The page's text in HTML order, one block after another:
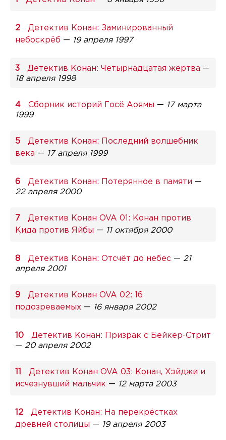
Детектив Конан: Заминированный
небоскрёб — 19 апреля 1997
Детектив Конан: Четырнадцатая жертва —
18 апреля 1998
Сборник историй Госё Аоямы — 17 марта
1999
Детектив Конан: Последний волшебник
века — 17 апреля 1999
Детектив Конан: Потерянное в памяти —
22 апреля 2000
Детектив Конан OVA 01: Конан против
Кида против Яйбы — 11 октября 2000
Детектив Конан: Отсчёт до небес — 21
апреля 2001
Детектив Конан OVA 02: 16
подозреваемых — 16 января 2002
Детектив Конан: Призрак с Бейкер-Стрит
— 20 апреля 2002
Детектив Конан OVA 03: Конан, Хэйджи и
исчезнувший мальчик — 12 марта 2003
Детектив Конан: На перекрёстках
древней столицы — 19 апреля 2003